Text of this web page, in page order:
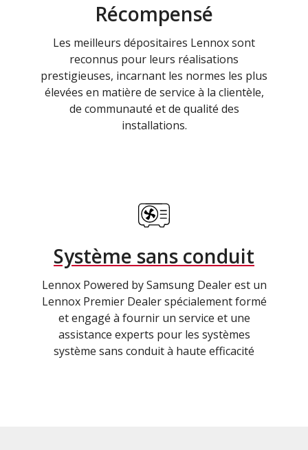
Récompensé
Les meilleurs dépositaires Lennox sont
reconnus pour leurs réalisations
prestigieuses, incarnant les normes les plus
élevées en matière de service à la clientèle,
de communauté et de qualité des
installations.
Système sans conduit
Lennox Powered by Samsung Dealer est un
Lennox Premier Dealer spécialement formé
et engagé à fournir un service et une
assistance experts pour les systèmes
système sans conduit à haute efficacité